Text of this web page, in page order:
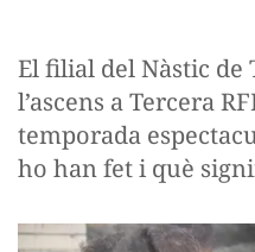
El filial del Nàstic de
l’ascens a Tercera
temporada
ho han fet i què